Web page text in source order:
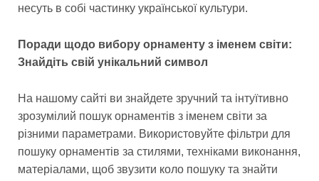
несуть в собі частинку української культури.
Поради щодо вибору орнаменту з іменем світи:
Знайдіть свій унікальний символ
На нашому сайті ви знайдете зручний та інтуїтивно
зрозумілий пошук орнаментів з іменем світи за
різними параметрами. Використовуйте фільтри для
пошуку орнаментів за стилями, техніками виконання,
матеріалами, щоб звузити коло пошуку та знайти